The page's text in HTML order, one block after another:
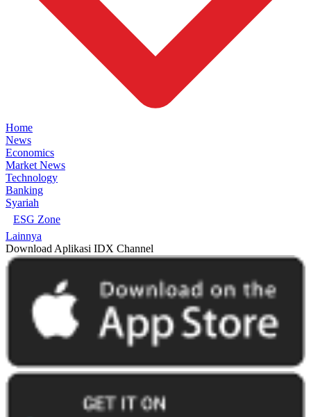
Home
News
Economics
Market News
Technology
Banking
Syariah
ESG Zone
Lainnya
Download Aplikasi IDX Channel